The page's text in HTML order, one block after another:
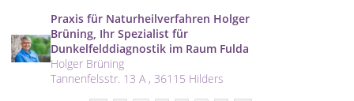
Praxis für Naturheilverfahren Holger
Brüning, Ihr Spezialist für
Dunkelfelddiagnostik im Raum Fulda
Holger Brüning
Tannenfelsstr. 13 A , 36115 Hilders